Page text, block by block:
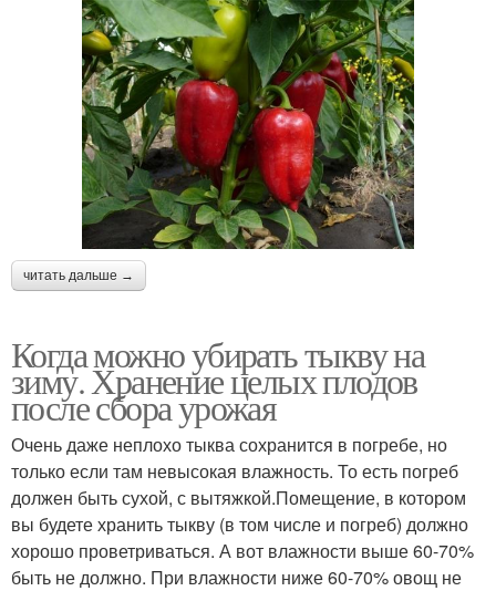
читать дальше →
Когда можно убирать тыкву на
зиму. Хранение целых плодов
после сбора урожая
Очень даже неплохо тыква сохранится в погребе, но
только если там невысокая влажность. То есть погреб
должен быть сухой, с вытяжкой.Помещение, в котором
вы будете хранить тыкву (в том числе и погреб) должно
хорошо проветриваться. А вот влажности выше 60-70%
быть не должно. При влажности ниже 60-70% овощ не